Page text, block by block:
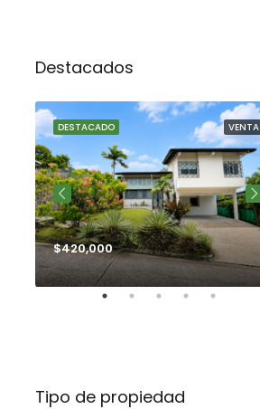
Destacados
VENTA
DESTACADO
$420,000
Tipo de propiedad